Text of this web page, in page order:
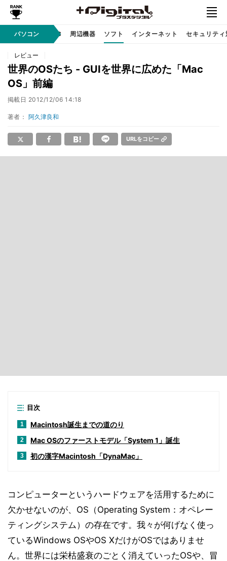
パソコン
クノロジ AI PC 周辺機器 ソフト インターネット セキュリティ
レビュー
世界のOSたち - GUIを世界に広めた「Mac
OS」前編
掲載日 2012/12/06 14:18
著者： 阿久津良和
URLをコピー
目次
1 Macintosh誕生までの道のり
2 Mac OSのファーストモデル「System 1」誕生
3 初の漢字Macintosh「DynaMac」
コンピューターというハードウェアを活用するために
欠かせないのが、OS（Operating System：オペレー
ティングシステム）の存在です。我々が何げなく使っ
ているWindows OSやOS XだけがOSではありませ
ん。世界には栄枯盛衰のごとく消えていったOSや、冒